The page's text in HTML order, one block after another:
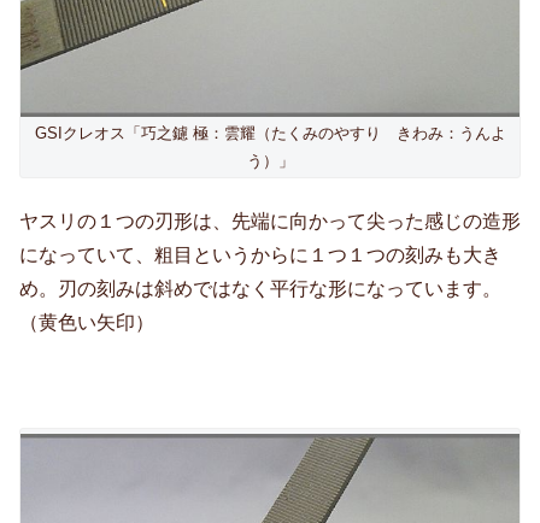
GSIクレオス「巧之鑢 極：雲耀（たくみのやすり きわみ：うんよ
う）」
ヤスリの１つの刃形は、先端に向かって尖った感じの造形
になっていて、粗目というからに１つ１つの刻みも大き
め。刃の刻みは斜めではなく平行な形になっています。
（黄色い矢印）